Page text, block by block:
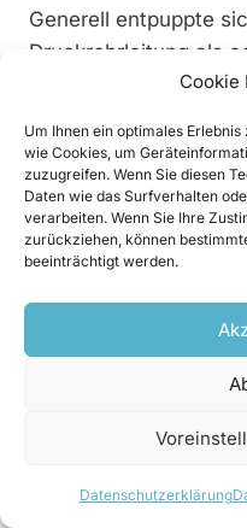
Cookie
Um Ihnen ein optimales
wie Cookies, um
zuzugreifen. Wenn Sie diesen
Daten wie das Surfverhalten
verarbeiten. Wenn Sie Ihre
zurückziehen, können
beeinträchtigt werden.
Datenschutzerklärung
Generell entpuppte
Druckrohrleitung als
einen verläuft die
Zum anderen ließ es
über einen Tiefpunkt
führen. Dies bedeutet,
Triebwassermenge
Hochpunkt
das
damit verbundene
spezielle
einmal berechnen